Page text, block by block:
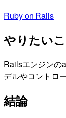
Ruby on Rails
やりたい
Railsエンジンの
デルやコントロ
結論